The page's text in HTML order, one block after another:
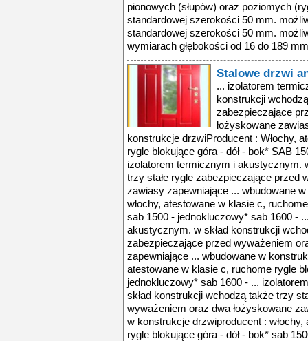
pionowych (słupów) oraz poziomych
standardowej szerokości 50 mm.
standardowej szerokości 50 mm.
wymiarach głębokości od 16 do 189
Stalowe drzwi
... izolatorem
konstrukcji
zabezpieczające
łożyskowane
konstrukcje drzwiProducent : Włochy,
rygle blokujące góra - dół - bok* SAB
izolatorem termicznym i akustycznym.
trzy stałe rygle zabezpieczające przed
zawiasy zapewniające ... wbudowane
włochy, atestowane w klasie c,
sab 1500 - jednokluczowy* sab 1600 -
akustycznym. w skład konstrukcji
zabezpieczające przed wyważeniem
zapewniające ... wbudowane w
atestowane w klasie c, ruchome rygle
jednokluczowy* sab 1600 - ...
skład konstrukcji wchodzą także trzy
wyważeniem oraz dwa łożyskowane
w konstrukcje drzwiproducent :
rygle blokujące góra - dół - bok* sab